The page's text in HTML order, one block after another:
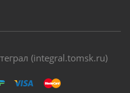
(integral.tomsk.ru)